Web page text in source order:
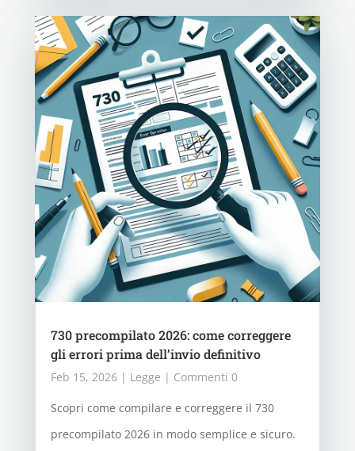
730 precompilato 2026: come correggere
gli errori prima dell’invio definitivo
Feb 15, 2026| Legge | Commenti 0
Scopri come compilare e correggere il 730
precompilato 2026 in modo semplice e sicuro.